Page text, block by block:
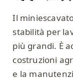
Il
stabilità per
più grandi. È
costruzioni
e la